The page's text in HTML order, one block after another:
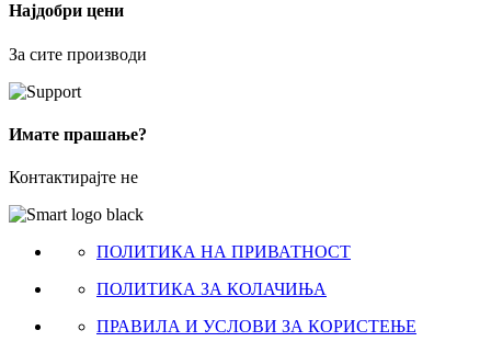
Најдобри цени
За сите производи
Имате прашање?
Контактирајте не
ПОЛИТИКА НА ПРИВАТНОСТ
ПОЛИТИКА ЗА КОЛАЧИЊА
ПРАВИЛА И УСЛОВИ ЗА КОРИСТЕЊЕ